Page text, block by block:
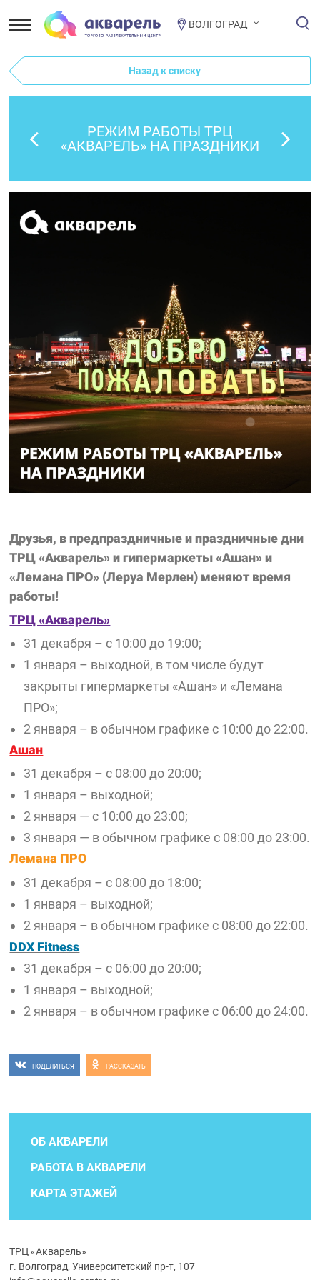
ВОЛГОГРАД
Назад к списку
РЕЖИМ РАБОТЫ ТРЦ
«АКВАРЕЛЬ» НА ПРАЗДНИКИ
Друзья, в предпраздничные и праздничные дни
ТРЦ «Акварель» и гипермаркеты «Ашан» и
«Лемана ПРО» (Леруа Мерлен) меняют время
работы!
ТРЦ «Акварель»
31 декабря – с 10:00 до 19:00;
1 января – выходной, в том числе будут
закрыты гипермаркеты «Ашан» и «Лемана
ПРО»;
2 января – в обычном графике с 10:00 до 22:00.
Ашан
31 декабря – с 08:00 до 20:00;
1 января – выходной;
2 января — с 10:00 до 23:00;
3 января — в обычном графике с 08:00 до 23:00.
Лемана ПРО
31 декабря – с 08:00 до 18:00;
1 января – выходной;
2 января – в обычном графике с 08:00 до 22:00.
DDX Fitness
31 декабря – с 06:00 до 20:00;
1 января – выходной;
2 января – в обычном графике с 06:00 до 24:00.
ПОДЕЛИТЬСЯ РАССКАЗАТЬ
ОБ АКВАРЕЛИ
РАБОТА В АКВАРЕЛИ
КАРТА ЭТАЖЕЙ
ТРЦ «Акварель»
г. Волгоград, Университетский пр-т, 107